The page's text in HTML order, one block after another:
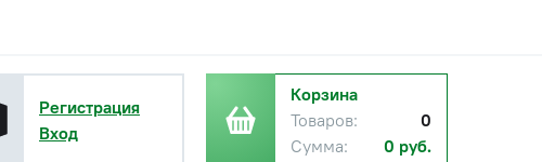
Регистрация
Вход
Корзина
Товаров:
0
Сумма:
0 руб.